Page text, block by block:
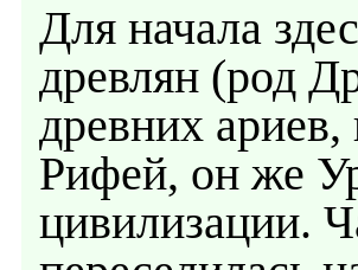
Для начала
древлян (род
древних
Рифей, он же
цивилизации.